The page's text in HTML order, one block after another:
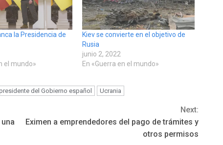
la Presidencia de
el mundo»
Kiev se convierte en el objetivo de
Rusia
junio 2, 2022
En «Guerra en el mundo»
del Gobierno español Ucrania
Next:
Eximen a emprendedores del pago de trámites y
otros permisos